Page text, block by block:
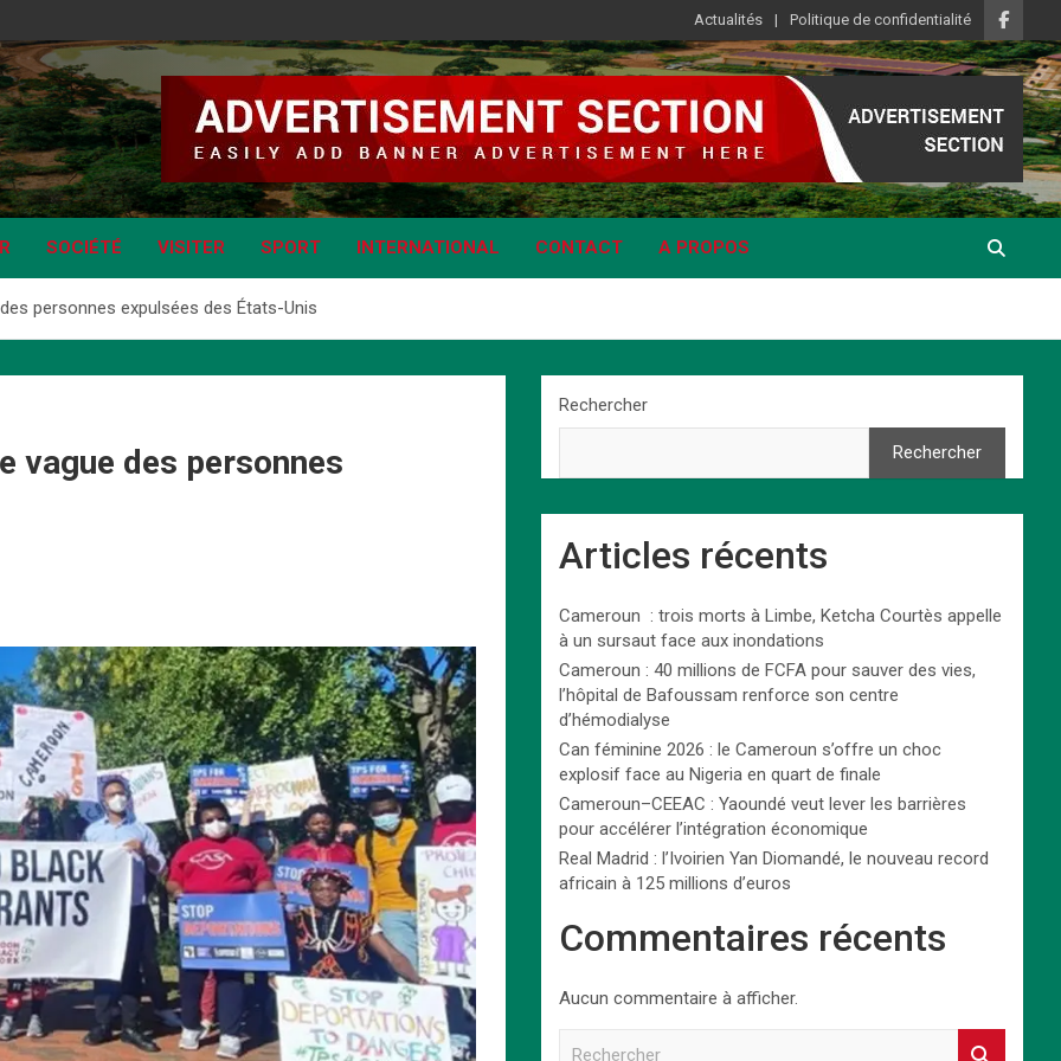
Actualités Politique de confidentialité
SOCIÉTÉ VISITER SPORT INTERNATIONAL CONTACT A PROPOS
personnes expulsées des États-Unis
vague des personnes
Rechercher
Rechercher
Articles récents
Cameroun : trois morts à Limbe, Ketcha Courtès appelle
à un sursaut face aux inondations
Cameroun : 40 millions de FCFA pour sauver des vies,
l’hôpital de Bafoussam renforce son centre
d’hémodialyse
Can féminine 2026 : le Cameroun s’offre un choc
explosif face au Nigeria en quart de finale
Cameroun–CEEAC : Yaoundé veut lever les barrières
pour accélérer l’intégration économique
Real Madrid : l’Ivoirien Yan Diomandé, le nouveau record
africain à 125 millions d’euros
Commentaires récents
Aucun commentaire à afficher.